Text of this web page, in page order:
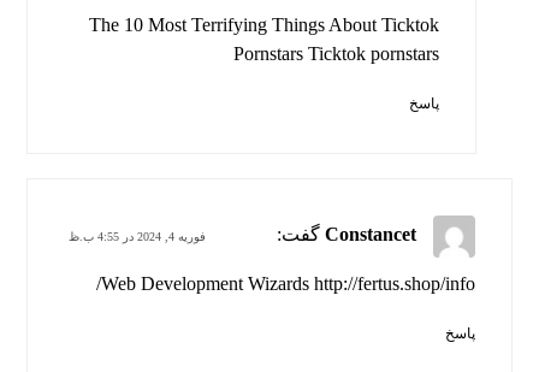
The 10 Most Terrifying Things About Ticktok
Pornstars Ticktok pornstars
پاسخ
Constancet گفت: فوریه 4, 2024 در 4:55 ب.ظ
Web Development Wizards http://fertus.shop/info/
پاسخ